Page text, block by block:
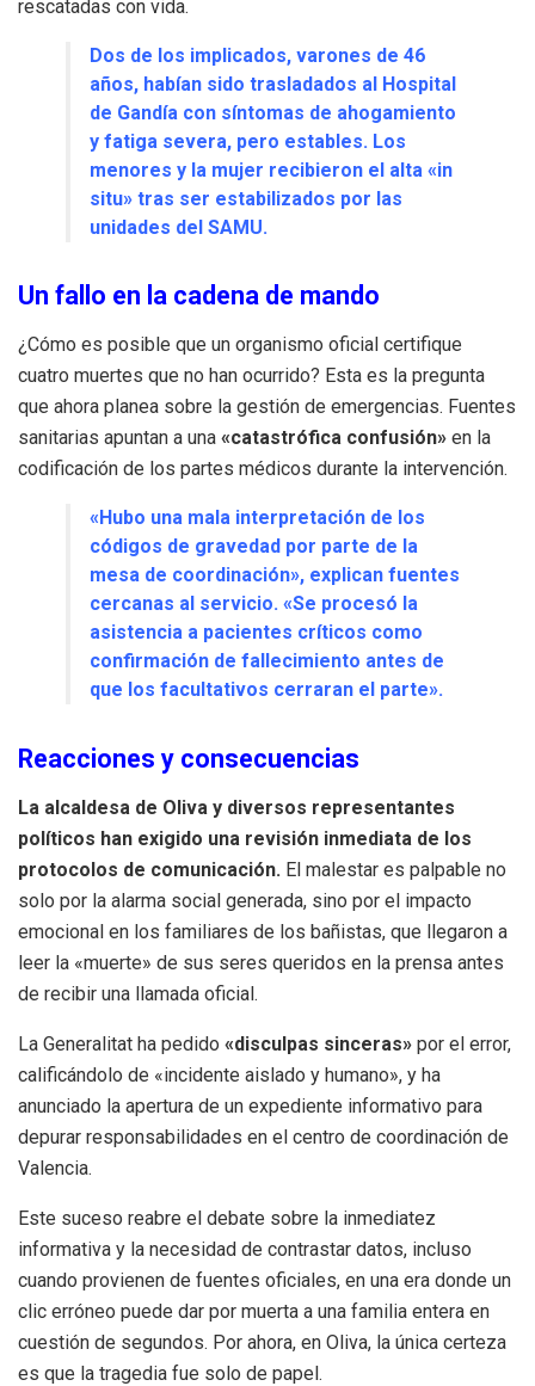
rescatadas con vida.
Dos de los implicados, varones de 46
años, habían sido trasladados al Hospital
de Gandía con síntomas de ahogamiento
y fatiga severa, pero estables. Los
menores y la mujer recibieron el alta «in
situ» tras ser estabilizados por las
unidades del SAMU.
Un fallo en la cadena de mando
¿Cómo es posible que un organismo oficial certifique
cuatro muertes que no han ocurrido? Esta es la pregunta
que ahora planea sobre la gestión de emergencias. Fuentes
sanitarias apuntan a una «catastrófica confusión» en la
codificación de los partes médicos durante la intervención.
«Hubo una mala interpretación de los
códigos de gravedad por parte de la
mesa de coordinación», explican fuentes
cercanas al servicio. «Se procesó la
asistencia a pacientes críticos como
confirmación de fallecimiento antes de
que los facultativos cerraran el parte».
Reacciones y consecuencias
La alcaldesa de Oliva y diversos representantes
políticos han exigido una revisión inmediata de los
protocolos de comunicación. El malestar es palpable no
solo por la alarma social generada, sino por el impacto
emocional en los familiares de los bañistas, que llegaron a
leer la «muerte» de sus seres queridos en la prensa antes
de recibir una llamada oficial.
La Generalitat ha pedido «disculpas sinceras» por el error,
calificándolo de «incidente aislado y humano», y ha
anunciado la apertura de un expediente informativo para
depurar responsabilidades en el centro de coordinación de
Valencia.
Este suceso reabre el debate sobre la inmediatez
informativa y la necesidad de contrastar datos, incluso
cuando provienen de fuentes oficiales, en una era donde un
clic erróneo puede dar por muerta a una familia entera en
cuestión de segundos. Por ahora, en Oliva, la única certeza
es que la tragedia fue solo de papel.